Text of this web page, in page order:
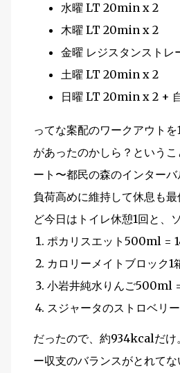
水曜 LT 20min x 2
木曜 LT 20min x 2
金曜 レジスタンストレ
土曜 LT 20min x 2
日曜 LT 20min x 2 +
ってな案配のワークアウト
があったのかしら？という
ート〜都民の森のインター
負荷高めに維持して休息も
ど今日はトイレ休憩1回と、
ポカリスエット500ml =
カロリーメイトブロック
小岩井純水りんご500ml
スジャータのストロベリ
だったので、約934kcalだけ
ー収支のバランスがとれて